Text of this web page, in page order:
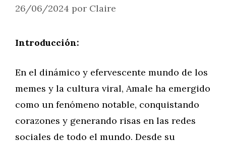
26/06/2024 por Claire
Introducción:
En el dinámico y efervescente mundo de los
memes y la cultura viral, Amale ha emergido
como un fenómeno notable, conquistando
corazones y generando risas en las redes
sociales de todo el mundo. Desde su